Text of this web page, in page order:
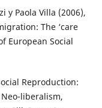
y Paola Villa (2006),
The ‘care
European Social
Reproduction:
liberalism,